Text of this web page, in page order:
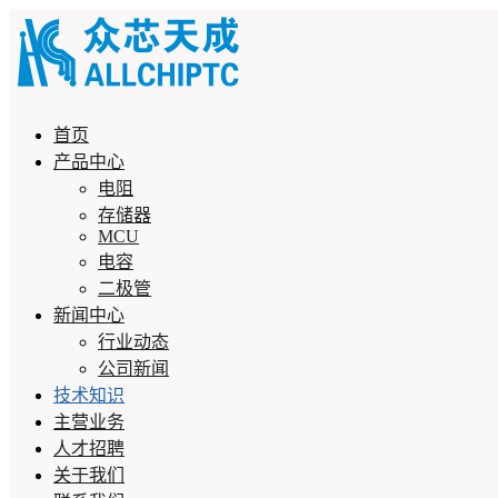
首页
产品中心
电阻
存储器
MCU
电容
二极管
新闻中心
行业动态
公司新闻
技术知识
主营业务
人才招聘
关于我们